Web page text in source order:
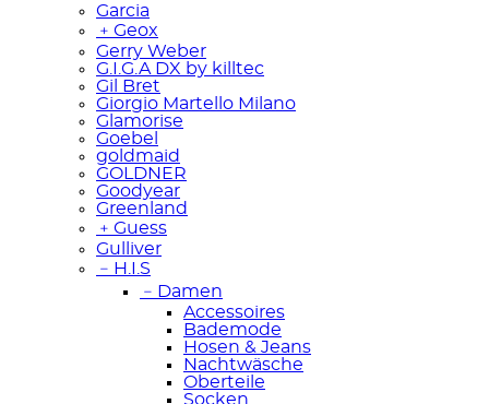
Garcia
﹢ Geox
Gerry Weber
G.I.G.A DX by killtec
Gil Bret
Giorgio Martello Milano
Glamorise
Goebel
goldmaid
GOLDNER
Goodyear
Greenland
﹢ Guess
Gulliver
﹣ H.I.S
﹣ Damen
Accessoires
Bademode
Hosen & Jeans
Nachtwäsche
Oberteile
Socken